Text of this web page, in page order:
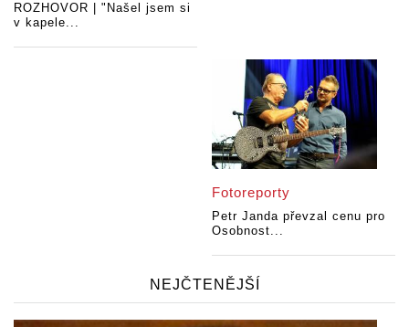
ROZHOVOR | "Našel jsem si
v kapele...
Fotoreporty
Petr Janda převzal cenu pro
Osobnost...
NEJČTENĚJŠÍ